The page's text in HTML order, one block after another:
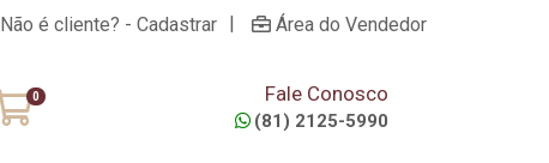
Não é cliente? - Cadastrar | Área do Vendedor
0 Fale Conosco
(81) 2125-5990